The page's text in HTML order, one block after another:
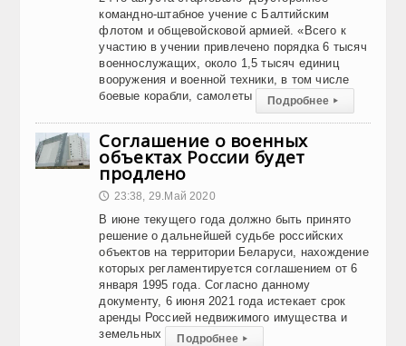
командно-штабное учение с Балтийским
флотом и общевойсковой армией. «Всего к
участию в учении привлечено порядка 6 тысяч
военнослужащих, около 1,5 тысяч единиц
вооружения и военной техники, в том числе
боевые корабли, самолеты
Подробнее ▸
Соглашение о военных
объектах России будет
продлено
🕔 23:38, 29.Май 2020
В июне текущего года должно быть принято
решение о дальнейшей судьбе российских
объектов на территории Беларуси, нахождение
которых регламентируется соглашением от 6
января 1995 года. Согласно данному
документу, 6 июня 2021 года истекает срок
аренды Россией недвижимого имущества и
земельных
Подробнее ▸